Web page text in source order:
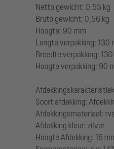
Netto gewicht: 0,55 kg
Bruto gewicht: 0,56 kg
Hoogte: 90 mm
Lengte verpakking: 130
Breedte verpakking:
Hoogte verpakking: 90
Soort afdekking:
Afdekkingsmateriaal:
Afdekking kleur: zilver
Hoogte Afdekking: 16